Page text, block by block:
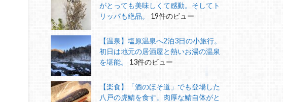
がとっても美味しくて感動。そしてト
リッパも絶品。
19件のビュー
【温泉】塩原温泉へ2泊3日の小旅行。
初日は地元の居酒屋と熱いお湯の温泉
を堪能。
13件のビュー
【楽食】「酒のほそ道」でも登場した
八戸の虎鯖を食す。肉厚な鯖自体がと